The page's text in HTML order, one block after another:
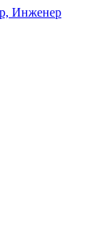
Инженер